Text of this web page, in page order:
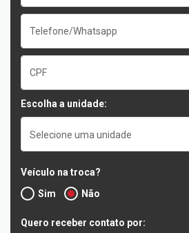
Escolha a unidade:
Selecione uma unidade
Veículo na troca?
Sim
Não
Quero receber contato por: